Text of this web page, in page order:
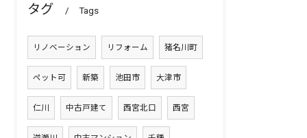
タグ Tags
リノベーション リフォーム 猪名川町
ペット可 新築 池田市 大津市
仁川 中古戸建て 西宮北口 西宮